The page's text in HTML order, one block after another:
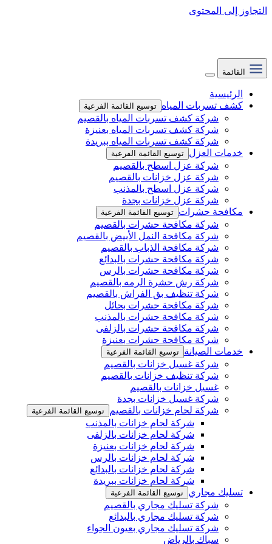
التجاوز إلى المحتوى
القائمة
الرئيسية
كشف تسربات المياه توسيع القائمة الفرعية
شركة كشف تسربات المياه بالقصيم
شركة كشف تسربات المياه بعنيزة
شركة كشف تسربات المياه ببريدة
خدمات العزل توسيع القائمة الفرعية
شركة عزل اسطح بالقصيم
شركة عزل خزانات بالقصيم
شركة عزل اسطح بالمذنب
شركة عزل خزانات بجدة
مكافحة حشرات توسيع القائمة الفرعية
شركة مكافحة حشرات بالقصيم
شركة مكافحة النمل الأبيض بالقصيم
شركة مكافحة الذباب بالقصيم
شركة مكافحة حشرات بالبدائع
شركة مكافحة حشرات بالرس
شركة رش حشرة الرمه بالقصيم
شركة تنظيف بق الفراش بالقصيم
شركة مكافحة حشرات بحائل
شركة مكافحة حشرات بالمذنب
شركة مكافحة حشرات بالزلفى
شركة مكافحة حشرات بعنيزة
خدمات الصيانة توسيع القائمة الفرعية
شركة غسيل خزانات بالقصيم
شركة تنظيف خزانات بالقصيم
غسيل خزانات بالقصيم
شركة غسيل خزانات بجدة
شركة لحام خزانات بالقصيم
توسيع القائمة الفرعية
شركة لحام خزانات بالمذنب
شركة لحام خزانات بالزلفى
شركة لحام خزانات بعنيزة
شركة لحام خزانات بالرس
شركة لحام خزانات بالبدائع
شركة لحام خزانات ببريدة
تسليك مجاري توسيع القائمة الفرعية
شركة تسليك مجاري بالقصيم
شركة تسليك مجاري بالبدائع
شركة تسليك مجاري بعيون الجواء
سباك بالرياض